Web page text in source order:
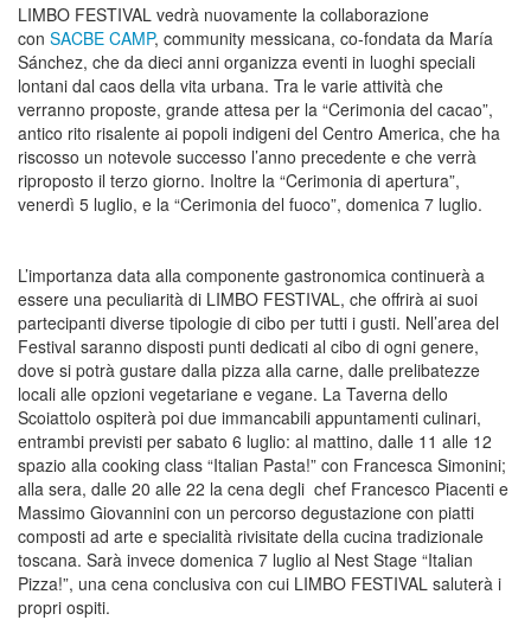
LIMBO FESTIVAL vedrà nuovamente la collaborazione
con SACBE CAMP, community messicana, co-fondata da María
Sánchez, che da dieci anni organizza eventi in luoghi speciali
lontani dal caos della vita urbana. Tra le varie attività che
verranno proposte, grande attesa per la “Cerimonia del cacao”,
antico rito risalente ai popoli indigeni del Centro America, che ha
riscosso un notevole successo l’anno precedente e che verrà
riproposto il terzo giorno. Inoltre la “Cerimonia di apertura”,
venerdì 5 luglio, e la “Cerimonia del fuoco”, domenica 7 luglio.
L’importanza data alla componente gastronomica continuerà a
essere una peculiarità di LIMBO FESTIVAL, che offrirà ai suoi
partecipanti diverse tipologie di cibo per tutti i gusti. Nell’area del
Festival saranno disposti punti dedicati al cibo di ogni genere,
dove si potrà gustare dalla pizza alla carne, dalle prelibatezze
locali alle opzioni vegetariane e vegane. La Taverna dello
Scoiattolo ospiterà poi due immancabili appuntamenti culinari,
entrambi previsti per sabato 6 luglio: al mattino, dalle 11 alle 12
spazio alla cooking class “Italian Pasta!” con Francesca Simonini;
alla sera, dalle 20 alle 22 la cena degli chef Francesco Piacenti e
Massimo Giovannini con un percorso degustazione con piatti
composti ad arte e specialità rivisitate della cucina tradizionale
toscana. Sarà invece domenica 7 luglio al Nest Stage “Italian
Pizza!”, una cena conclusiva con cui LIMBO FESTIVAL saluterà i
propri ospiti.